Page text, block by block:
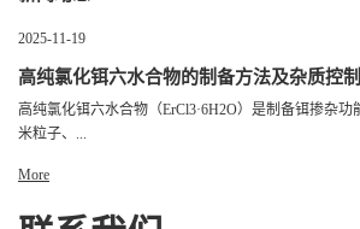
2025-11-19
高纯氯化铒六水合物的制备方法及杂质控
高纯氯化铒六水合物（ErCl3·6H2O）是制备铒掺杂
米粒子、...
More